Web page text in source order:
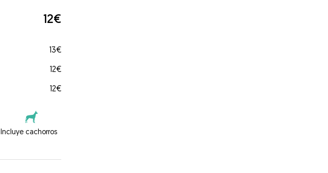
12€
13€
12€
12€
Incluye cachorros